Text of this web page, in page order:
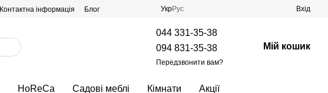
Контактна інформація Блог УкрРус Вхід
044 331-35-38
094 831-35-38
Передзвонити вам?
Мій кошик
HoReCa Садові меблі Кімнати Акції